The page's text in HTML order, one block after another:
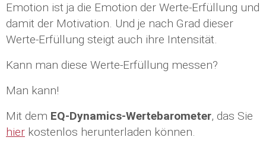
Emotion ist ja die Emotion der Werte-Erfüllung und
damit der Motivation. Und je nach Grad dieser
Werte-Erfüllung steigt auch ihre Intensität.
Kann man diese Werte-Erfüllung messen?
Man kann!
Mit dem EQ-Dynamics-Wertebarometer, das Sie
hier kostenlos herunterladen können.